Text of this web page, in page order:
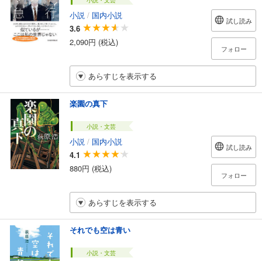
小説 / 国内小説
3.6
2,090円 (税込)
試し読み
フォロー
あらすじを表示する
楽園の真下
小説・文芸
小説 / 国内小説
4.1
880円 (税込)
試し読み
フォロー
あらすじを表示する
それでも空は青い
小説・文芸